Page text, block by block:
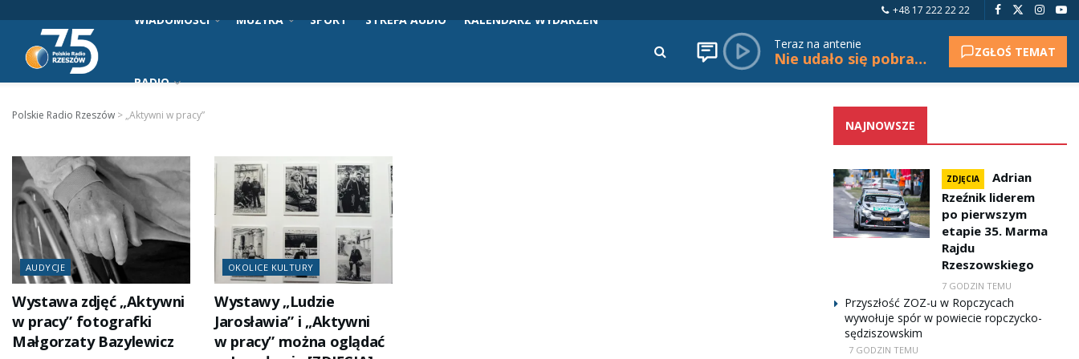
+48 17 222 22 22
WIADOMOŚCI MUZYKA SPORT STREFA AUDIO KALENDARZ WYDARZEŃ
RADIO
Teraz na antenie
Nie udało się pobrać tytułu. ZGŁOŚ TEMAT
Polskie Radio Rzeszów > „Aktywni w pracy”
AUDYCJE
Wystawa zdjęć „Aktywni
w pracy” fotografki
Małgorzaty Bazylewicz
OKOLICE KULTURY
Wystawy „Ludzie
Jarosławia” i „Aktywni
w pracy” można oglądać
NAJNOWSZE
ZDJĘCIA
Adrian
Rzeźnik liderem
po pierwszym
etapie 35. Marma
Rajdu
Rzeszowskiego
7 GODZIN TEMU
Przyszłość ZOZ-u w Ropczycach
wywołuje spór w powiecie ropczycko-
sędziszowskim
7 GODZIN TEMU